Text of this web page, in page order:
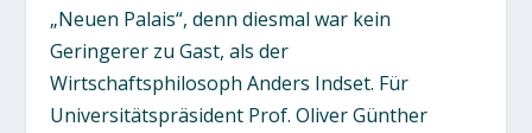
„Neuen Palais“, denn diesmal war kein
Geringerer zu Gast, als der
Wirtschaftsphilosoph Anders Indset. Für
Universitätspräsident Prof. Oliver Günther